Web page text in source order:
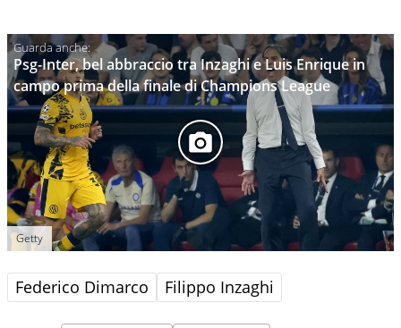
Psg-Inter, bel abbraccio tra Inzaghi e Luis Enrique in
campo prima della finale di Champions League
Getty
Federico Dimarco Filippo Inzaghi